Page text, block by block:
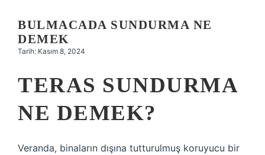
Hakkımızda
BULMACADA SUNDURMA NE
DEMEK
Tarih: Kasım 8, 2024
TERAS SUNDURMA
NE DEMEK?
Veranda, binaların dışına tutturulmuş koruyucu bir